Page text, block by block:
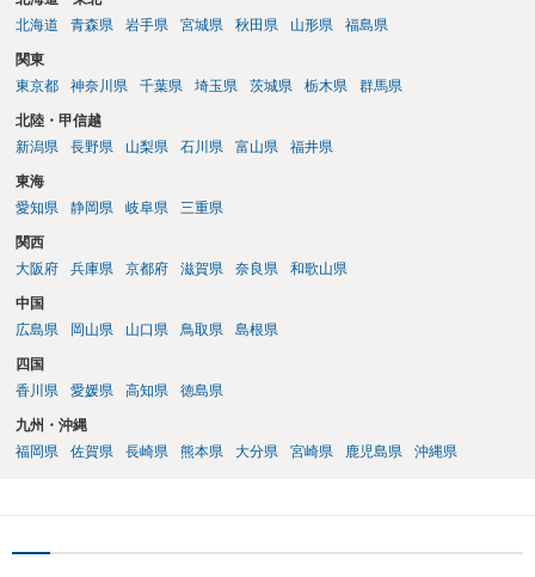
北海道
青森県 岩手県 宮城県 秋田県 山形県 福島県
関東
東京都
神奈川県 千葉県 埼玉県 茨城県 栃木県 群馬県
北陸・甲信越
新潟県
長野県 山梨県 石川県 富山県 福井県
東海
愛知県
静岡県 岐阜県 三重県
関西
大阪府
兵庫県 京都府 滋賀県 奈良県 和歌山県
中国
広島県
岡山県 山口県 鳥取県 島根県
四国
香川県
愛媛県 高知県 徳島県
九州・沖縄
福岡県
佐賀県 長崎県 熊本県 大分県 宮崎県 鹿児島県 沖縄県